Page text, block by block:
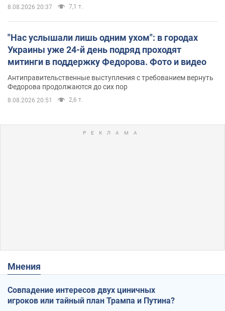
8.08.2026 20:37 7,1 т.
"Нас услышали лишь одним ухом": в городах
Украины уже 24-й день подряд проходят
митинги в поддержку Федорова. Фото и видео
Антиправительственные выступления с требованием вернуть
Федорова продолжаются до сих пор
8.08.2026 20:51 2,6 т.
Мнения
Совпадение интересов двух циничных
игроков или тайный план Трампа и Путина?